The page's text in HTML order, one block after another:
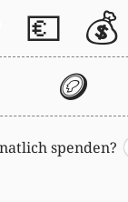
💶 💰
🪙
spenden?
Switch